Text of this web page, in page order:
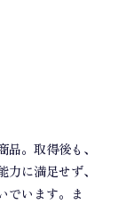
。取得後も、
に満足せず、
でいます。ま